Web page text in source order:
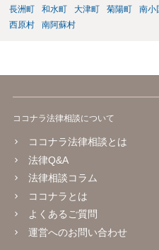
長洲町
和水町 大津町 菊陽町 南小
西原村
南阿蘇村
ココナラ法律相談について
ココナラ法律相談とは
法律Q&A
法律相談コラム
ココナラとは
よくあるご質問
運営へのお問い合わせ